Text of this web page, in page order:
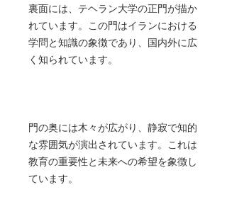
裏面には、テヘラン大学の正門が描か
れています。この門はイランにおける
学問と知識の象徴であり、国内外に広
く知られています。
門の奥には木々が広がり、静寂で知的
な雰囲気が演出されています。これは
教育の重要性と未来への希望を象徴し
ています。